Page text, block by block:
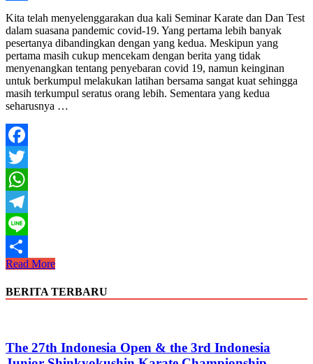
Share
Kita telah menyelenggarakan dua kali Seminar Karate dan Dan Test
dalam suasana pandemic covid-19. Yang pertama lebih banyak
pesertanya dibandingkan dengan yang kedua. Meskipun yang
pertama masih cukup mencekam dengan berita yang tidak
menyenangkan tentang penyebaran covid 19, namun keinginan
untuk berkumpul melakukan latihan bersama sangat kuat sehingga
masih terkumpul seratus orang lebih. Sementara yang kedua
seharusnya …
Facebook
Twitter
WhatsApp
Telegram
Line
Share
Suara
April
2022
Read More
BERITA TERBARU
The 27th Indonesia Open & the 3rd Indonesia